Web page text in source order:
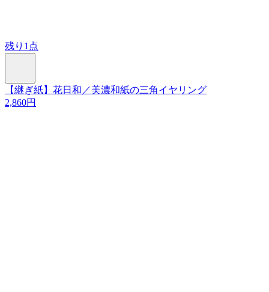
残り1点
【継ぎ紙】花日和／美濃和紙の三角イヤリング
2,860円